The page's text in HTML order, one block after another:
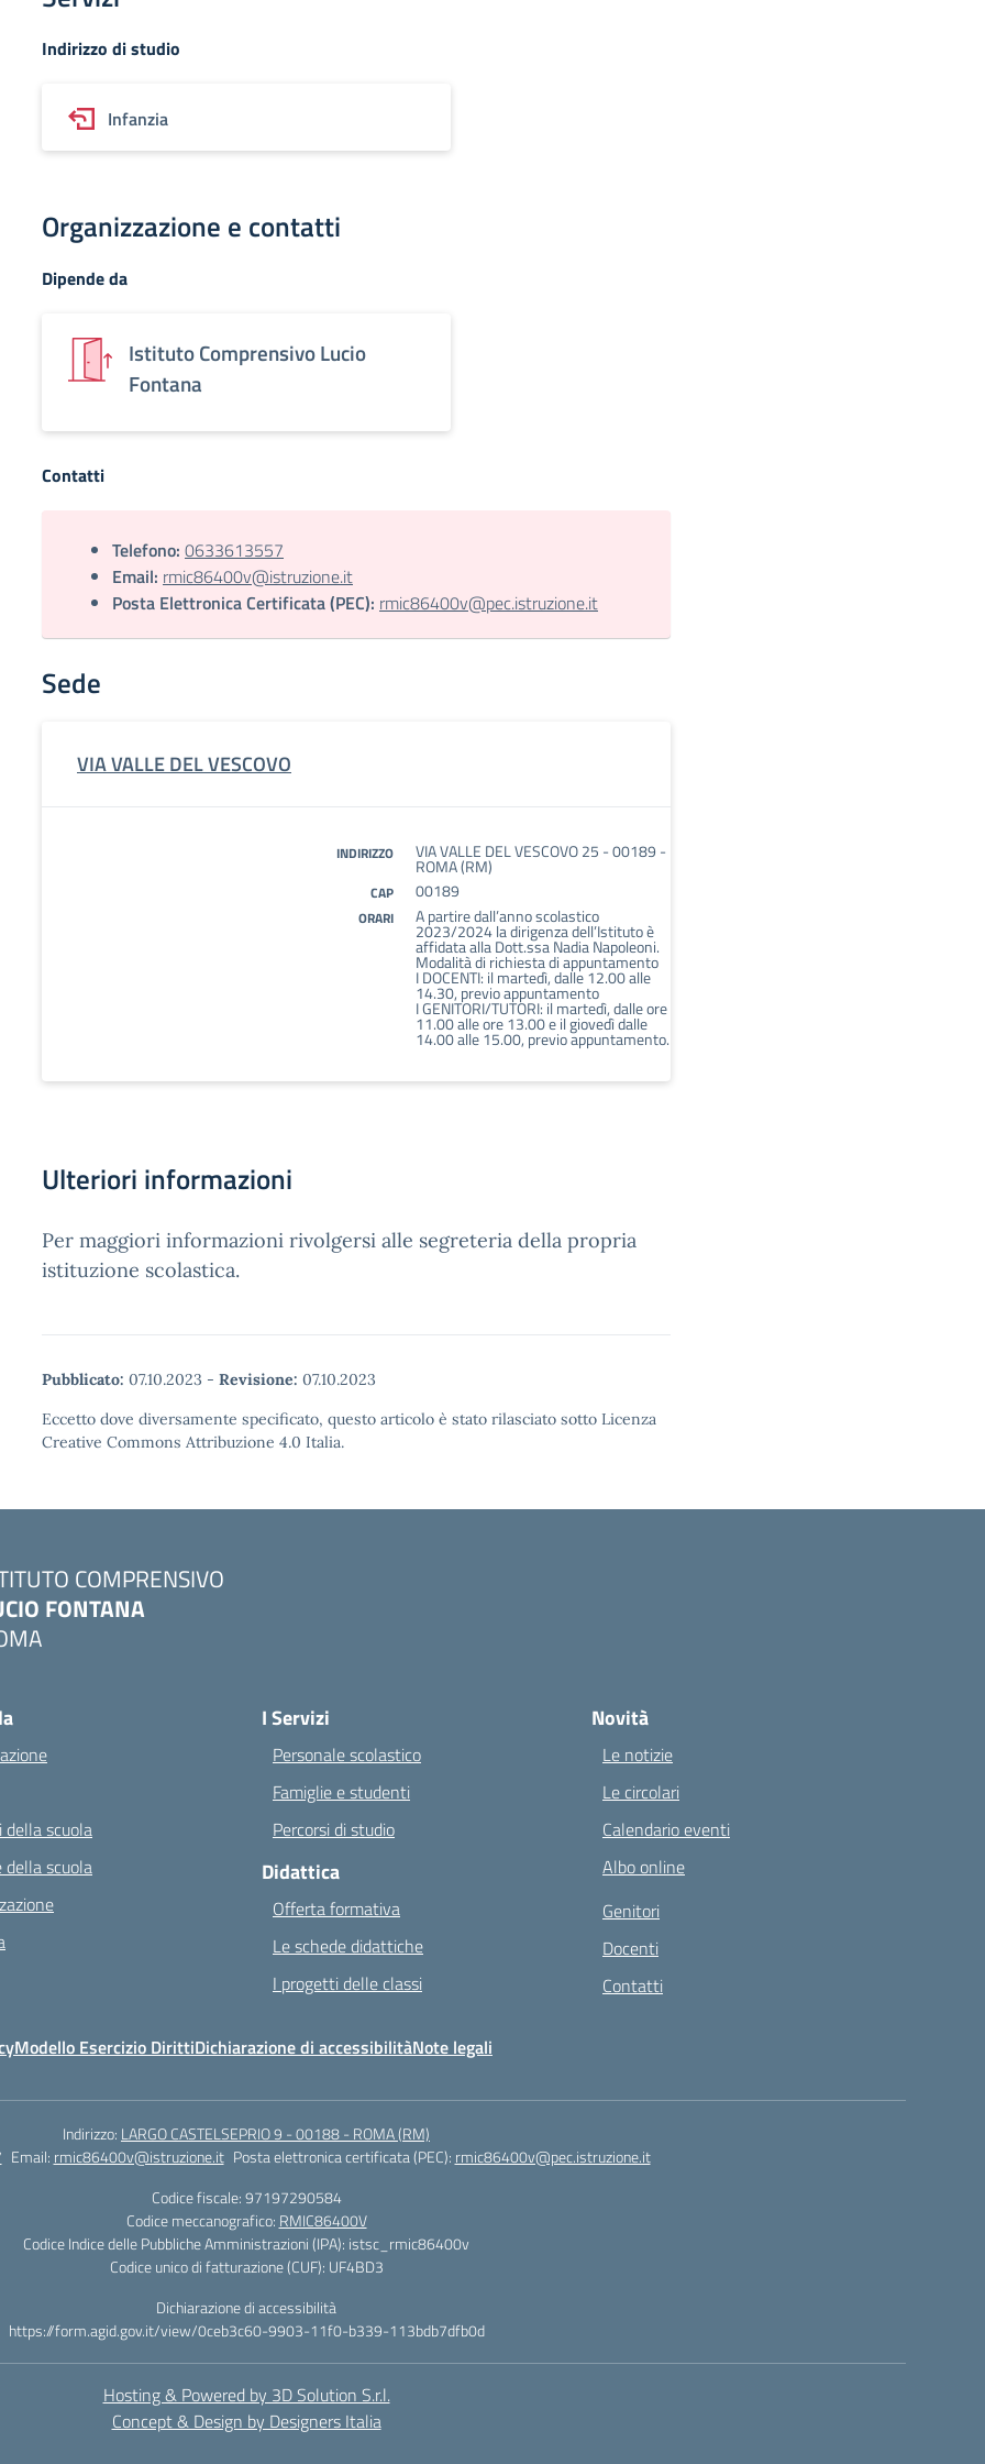
Indirizzo di studio
Infanzia
Organizzazione e contatti
Dipende da
Istituto Comprensivo Lucio
Fontana
Contatti
Telefono: 0633613557
Email: rmic86400v@istruzione.it
Posta Elettronica Certificata (PEC): rmic86400v@pec.istruzione.it
Sede
VIA VALLE DEL VESCOVO
INDIRIZZO VIA VALLE DEL VESCOVO 25 - 00189 -
ROMA (RM)
CAP 00189
ORARI A partire dall’anno scolastico
2023/2024 la dirigenza dell’Istituto è
affidata alla Dott.ssa Nadia Napoleoni.
Modalità di richiesta di appuntamento
I DOCENTI: il martedì, dalle 12.00 alle
14.30, previo appuntamento
I GENITORI/TUTORI: il martedì, dalle ore
11.00 alle ore 13.00 e il giovedì dalle
14.00 alle 15.00, previo appuntamento.
Ulteriori informazioni
Per maggiori informazioni rivolgersi alle segreteria della propria
istituzione scolastica.
Pubblicato: 07.10.2023 - Revisione: 07.10.2023
Eccetto dove diversamente specificato, questo articolo è stato rilasciato sotto Licenza
Creative Commons Attribuzione 4.0 Italia.
COMPRENSIVO
FONTANA
della scuola
della scuola
I Servizi
Personale scolastico
Famiglie e studenti
Percorsi di studio
Didattica
Offerta formativa
Le schede didattiche
I progetti delle classi
Novità
Le notizie
Le circolari
Calendario eventi
Albo online
Genitori
Docenti
Contatti
Modello Esercizio DirittiDichiarazione di accessibilitàNote legali
Indirizzo: LARGO CASTELSEPRIO 9 - 00188 - ROMA (RM)
Email: rmic86400v@istruzione.it Posta elettronica certificata (PEC): rmic86400v@pec.istruzione.it
Codice fiscale: 97197290584
Codice meccanografico: RMIC86400V
Codice Indice delle Pubbliche Amministrazioni (IPA): istsc_rmic86400v
Codice unico di fatturazione (CUF): UF4BD3
Dichiarazione di accessibilità
https://form.agid.gov.it/view/0ceb3c60-9903-11f0-b339-113bdb7dfb0d
Hosting & Powered by 3D Solution S.r.l.
Concept & Design by Designers Italia